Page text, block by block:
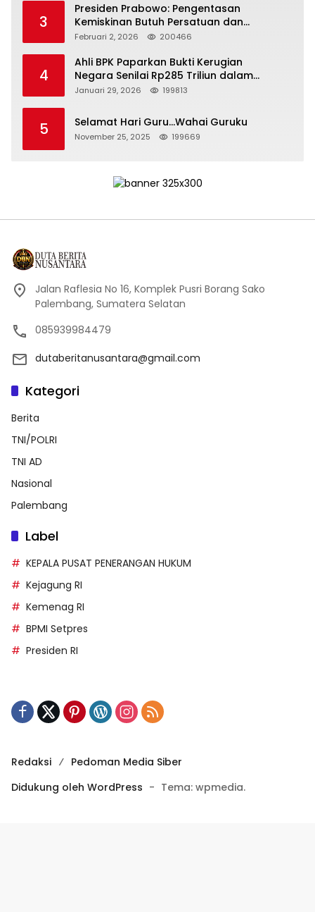
3
Presiden Prabowo: Pengentasan
Kemiskinan Butuh Persatuan dan
Kepemimpinan yang Bertanggung Jawab
Februari 2, 2026 200466
4
Ahli BPK Paparkan Bukti Kerugian
Negara Senilai Rp285 Triliun dalam
Persidangan Korupsi PT Pertamina
Januari 29, 2026 199813
5 Selamat Hari Guru…Wahai Guruku
November 25, 2025 199669
Jalan Raflesia No 16, Komplek Pusri Borang Sako
Palembang, Sumatera Selatan
085939984479
dutaberitanusantara@gmail.com
Kategori
Berita
TNI/POLRI
TNI AD
Nasional
Palembang
Label
KEPALA PUSAT PENERANGAN HUKUM
Kejagung RI
Kemenag RI
BPMI Setpres
Presiden RI
Redaksi
Pedoman Media Siber
Didukung oleh WordPress - Tema: wpmedia.